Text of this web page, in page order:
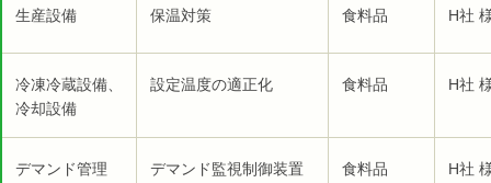
生産設備 保温対策 食料品 H社
冷凍冷蔵設備、
冷却設備
設定温度の適正化 食料品 H社
デマンド管理
デマンド監視制御装置
食料品 H社